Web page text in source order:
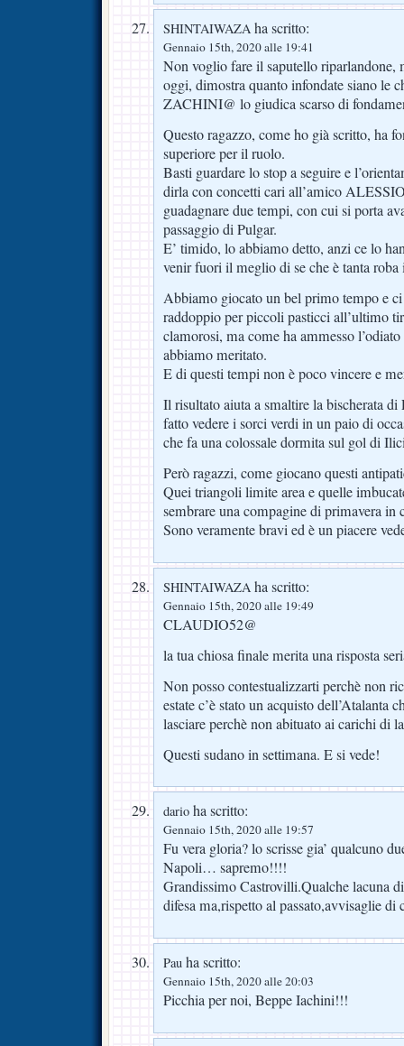
SHINTAIWAZA ha scritto:
Gennaio 15th, 2020 alle 19:41
Non voglio fare il saputello riparlandone,
oggi, dimostra quanto infondate siano le
ZACHINI@ lo giudica scarso di
Questo ragazzo, come ho già scritto, ha
superiore per il ruolo.
Basti guardare lo stop a seguire e
dirla con concetti cari all’amico
guadagnare due tempi, con cui si porta
passaggio di Pulgar.
E’ timido, lo abbiamo detto, anzi ce lo
venir fuori il meglio di se che è tanta roba
Abbiamo giocato un bel primo tempo e
raddoppio per piccoli pasticci all’ultimo
clamorosi, ma come ha ammesso
abbiamo meritato.
E di questi tempi non è poco vincere e
Il risultato aiuta a smaltire la bischerata
fatto vedere i sorci verdi in un paio di
che fa una colossale dormita sul gol di
Però ragazzi, come giocano questi
Quei triangoli limite area e quelle
sembrare una compagine di primavera
Sono veramente bravi ed è un piacere
SHINTAIWAZA ha scritto:
Gennaio 15th, 2020 alle 19:49
CLAUDIO52@
la tua chiosa finale merita una risposta
Non posso contestualizzarti perchè non
estate c’è stato un acquisto dell’Atalanta
lasciare perchè non abituato ai carichi di
Questi sudano in settimana. E si vede!
dario ha scritto:
Gennaio 15th, 2020 alle 19:57
Fu vera gloria? lo scrisse gia’ qualcuno
Napoli… sapremo!!!!
Grandissimo Castrovilli.Qualche lacuna
difesa ma,rispetto al passato,avvisaglie di
Pau ha scritto:
Gennaio 15th, 2020 alle 20:03
Picchia per noi, Beppe Iachini!!!